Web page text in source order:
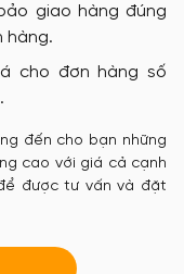
giao hàng đúng
hàng.
cho đơn hàng số
đến cho bạn những
cao với giá cả cạnh
được tư vấn và đặt